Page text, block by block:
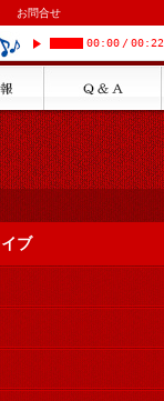
お問合せ
00:00 / 00:22
ブ